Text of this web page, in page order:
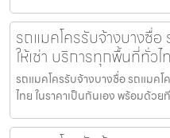
รถแมคโครรับจ้างบางซื่อ
ให้เช่า บริการทุกพื้นที่ทั่วไ
รถแมคโครรับจ้างบางซื่อ รถแมคโ
ไทย ในราคาเป็นกันเอง พร้อมด้ว